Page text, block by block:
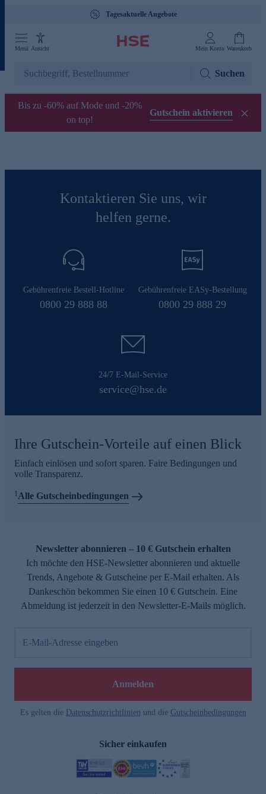
Tagesaktuelle Angebote
Menü Ansicht Mein Konto Warenkorb
Suchen
Bis zu -60% auf Mode und -20%
on top!
Gutschein aktivieren
Kontaktieren Sie uns, wir
helfen gerne.
Gebührenfreie Bestell-Hotline
0800 29 888 88
Gebührenfreie EASy-Bestellung
0800 29 888 29
24/7 E-Mail-Service
service@hse.de
Ihre Gutschein-Vorteile auf einen Blick
Einfach einlösen und sofort sparen. Faire Bedingungen und
volle Transparenz.
1Alle Gutscheinbedingungen
Newsletter abonnieren – 10 € Gutschein erhalten
Ich möchte den HSE-Newsletter abonnieren und aktuelle
Trends, Angebote & Gutscheine per E-Mail erhalten. Als
Dankeschön bekommen Sie einen 10 € Gutschein. Eine
Abmeldung ist jederzeit in den Newsletter-E-Mails möglich.
E-Mail-Adresse eingeben
Anmelden
Es gelten die Datenschutzrichtlinien und die Gutscheinbedingungen
Sicher einkaufen